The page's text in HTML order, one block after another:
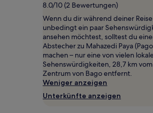
Aufenthalt
mit
1 Übernachtung
von
2 Erwachsenen
gefunden
wurde.
Preise
und
Verfügbarkeiten
können
8.0/10 (2 Bewertungen)
Wenn du dir während deiner Reise
unbedingt ein paar
ansehen möchtest, solltest du
Abstecher zu Mahazedi Paya
machen – nur eine von vielen
Sehenswürdigkeiten, 28,7 km vom
Zentrum von Bago entfernt.
Weniger anzeigen
Unterkünfte anzeigen